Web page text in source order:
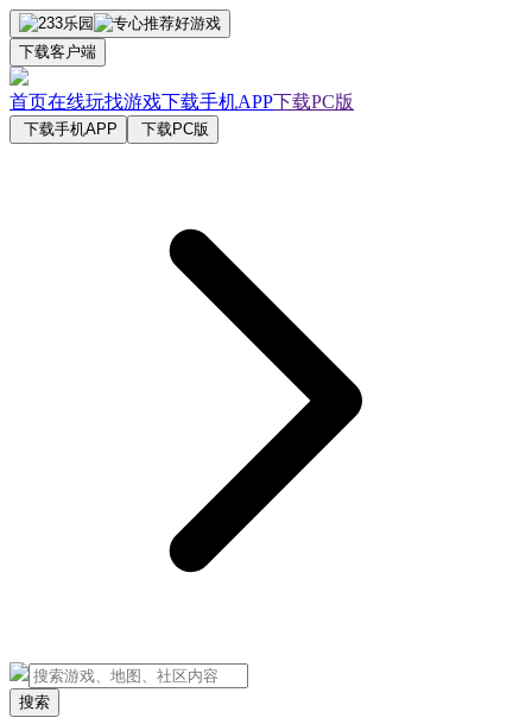
下载客户端
首页在线玩找游戏下载手机APP下载PC版
下载手机APP 下载PC版
搜索